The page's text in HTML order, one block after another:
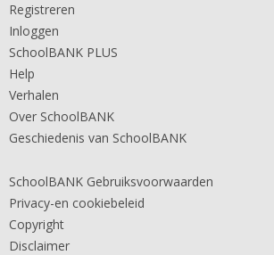
Registreren
Inloggen
SchoolBANK PLUS
Help
Verhalen
Over SchoolBANK
Geschiedenis van SchoolBANK
SchoolBANK Gebruiksvoorwaarden
Privacy-en cookiebeleid
Copyright
Disclaimer